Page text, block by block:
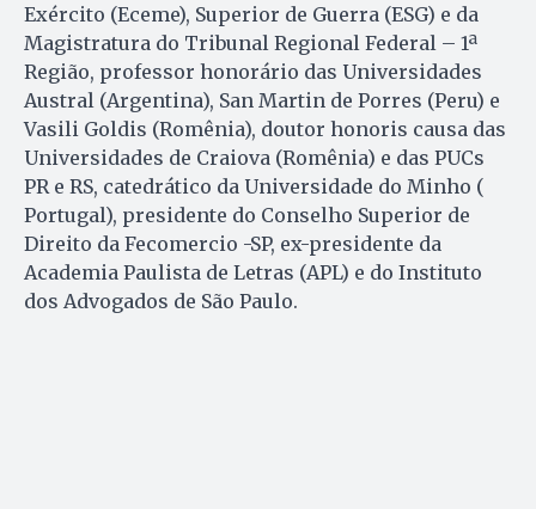
Exército (Eceme), Superior de Guerra (ESG) e da
Magistratura do Tribunal Regional Federal – 1ª
Região, professor honorário das Universidades
Austral (Argentina), San Martin de Porres (Peru) e
Vasili Goldis (Romênia), doutor honoris causa das
Universidades de Craiova (Romênia) e das PUCs
PR e RS, catedrático da Universidade do Minho (
Portugal), presidente do Conselho Superior de
Direito da Fecomercio -SP, ex-presidente da
Academia Paulista de Letras (APL) e do Instituto
dos Advogados de São Paulo.